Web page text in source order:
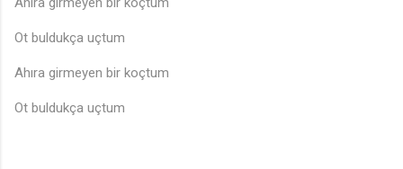
Ot buldukça uçtum
Ahıra girmeyen bir koçtum
Ot buldukça uçtum